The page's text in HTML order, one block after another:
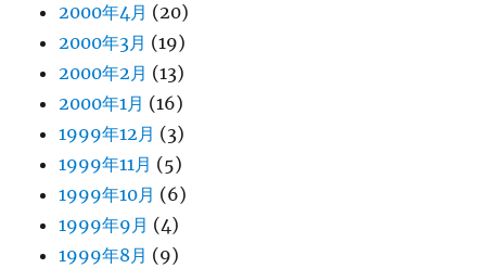
2000年4月 (20)
2000年3月 (19)
2000年2月 (13)
2000年1月 (16)
1999年12月 (3)
1999年11月 (5)
1999年10月 (6)
1999年9月 (4)
1999年8月 (9)